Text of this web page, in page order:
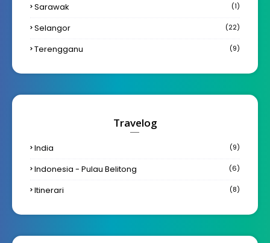
Sarawak (1)
Selangor (22)
Terengganu (9)
Travelog
India (9)
Indonesia - Pulau Belitong (6)
Itinerari (8)